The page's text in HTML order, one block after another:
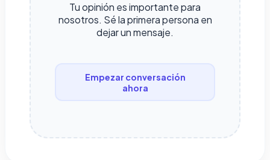
Tu opinión es importante para
nosotros. Sé la primera persona en
dejar un mensaje.
Empezar conversación
ahora